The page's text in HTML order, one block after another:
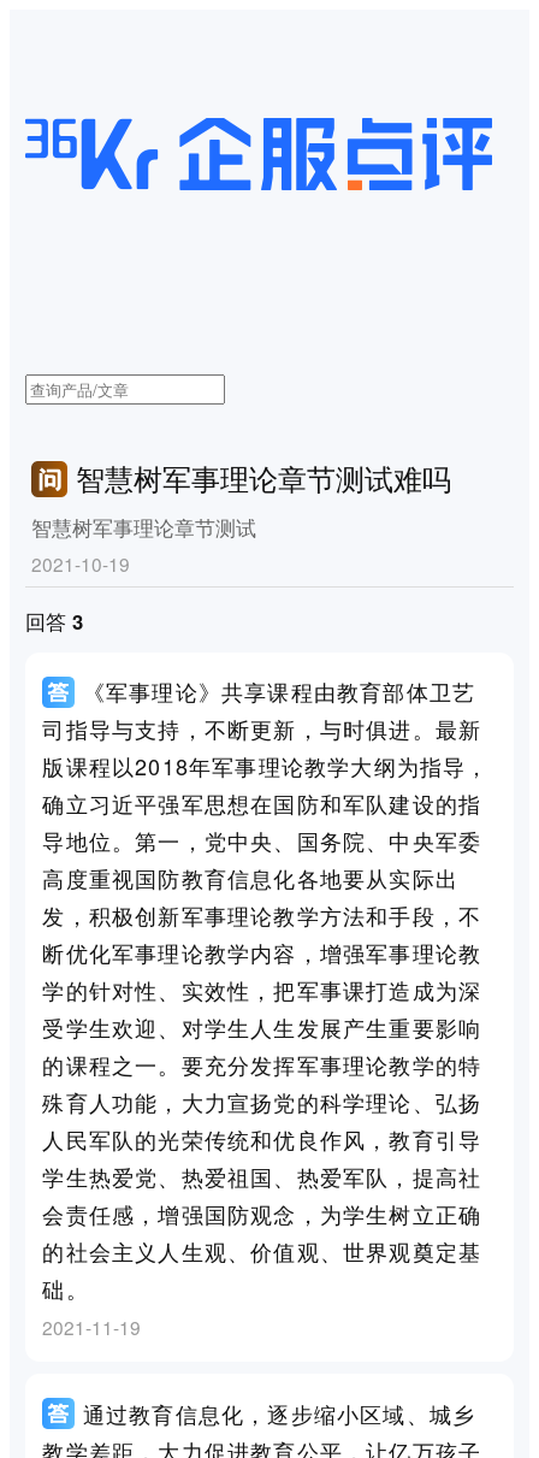
智慧树军事理论章节测试难吗
智慧树军事理论章节测试
2021-10-19
回答 3
《军事理论》共享课程由教育部体卫艺
司指导与支持，不断更新，与时俱进。最新
版课程以2018年军事理论教学大纲为指导，
确立习近平强军思想在国防和军队建设的指
导地位。第一，党中央、国务院、中央军委
高度重视国防教育信息化各地要从实际出
发，积极创新军事理论教学方法和手段，不
断优化军事理论教学内容，增强军事理论教
学的针对性、实效性，把军事课打造成为深
受学生欢迎、对学生人生发展产生重要影响
的课程之一。要充分发挥军事理论教学的特
殊育人功能，大力宣扬党的科学理论、弘扬
人民军队的光荣传统和优良作风，教育引导
学生热爱党、热爱祖国、热爱军队，提高社
会责任感，增强国防观念，为学生树立正确
的社会主义人生观、价值观、世界观奠定基
础。
2021-11-19
通过教育信息化，逐步缩小区域、城乡
教学差距，大力促进教育公平，让亿万孩子